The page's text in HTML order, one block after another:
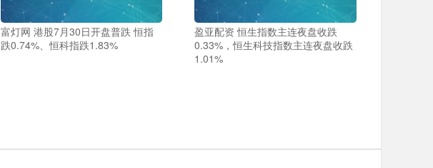
富灯网 港股7月30日开盘普跌 恒指
跌0.74%、恒科指跌1.83%
盈亚配资 恒生指数主连夜盘收跌
0.33%，恒生科技指数主连夜盘收跌
1.01%